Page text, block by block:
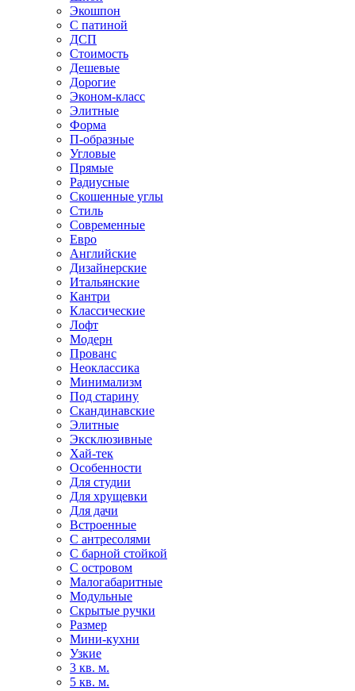
Экошпон
С патиной
ДСП
Стоимость
Дешевые
Дорогие
Эконом-класс
Элитные
Форма
П-образные
Угловые
Прямые
Радиусные
Скошенные углы
Стиль
Современные
Евро
Английские
Дизайнерские
Итальянские
Кантри
Классические
Лофт
Модерн
Прованс
Неоклассика
Минимализм
Под старину
Скандинавские
Элитные
Эксклюзивные
Хай-тек
Особенности
Для студии
Для хрущевки
Для дачи
Встроенные
С антресолями
С барной стойкой
С островом
Малогабаритные
Модульные
Скрытые ручки
Размер
Мини-кухни
Узкие
3 кв. м.
5 кв. м.